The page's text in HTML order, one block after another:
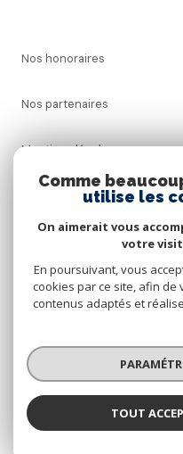
Nos honoraires
Nos partenaires
Mentions légales
Cookies
© 2026 | Tous droits réservés
Réalisé par
Comme
utilise les
On aimerait vous
votre
En poursuivant, vous
cookies par ce site, afin de
contenus adaptés et
TOUT